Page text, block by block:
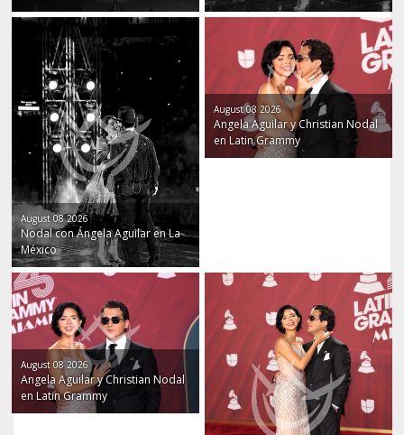
José Eduardo Derbez y novia
Mario Cimarro y esposa
Ariana Grande
August 08 2026
Nodal con Ángela Aguilar en La
México
August 08 2026
Angela Aguilar y Christian Nodal
en Latin Grammy
August 08 2026
Angela Aguilar y Christian Nodal
en Latin Grammy